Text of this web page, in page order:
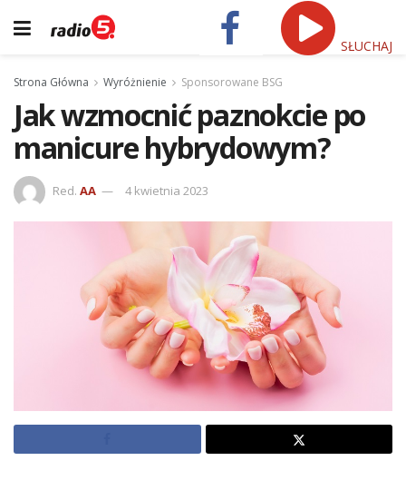
SŁUCHAJ
Strona Główna Wyróżnienie Sponsorowane BSG
Jak wzmocnić paznokcie po
manicure hybrydowym?
Red. AA 4 kwietnia 2023